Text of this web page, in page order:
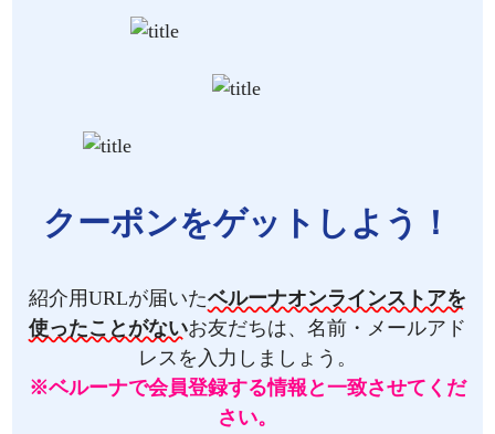
クーポンをゲットしよう！
紹介用URLが届いたベルーナオンラインストアを
使ったことがないお友だちは、名前・メールアド
レスを入力しましょう。
※ベルーナで会員登録する情報と一致させてくだ
さい。